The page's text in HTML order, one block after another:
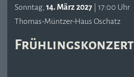
Sonntag, 14. März 2027 | 17:00 Uhr
Thomas-Müntzer-Haus Oschatz
Frühlingskonzert